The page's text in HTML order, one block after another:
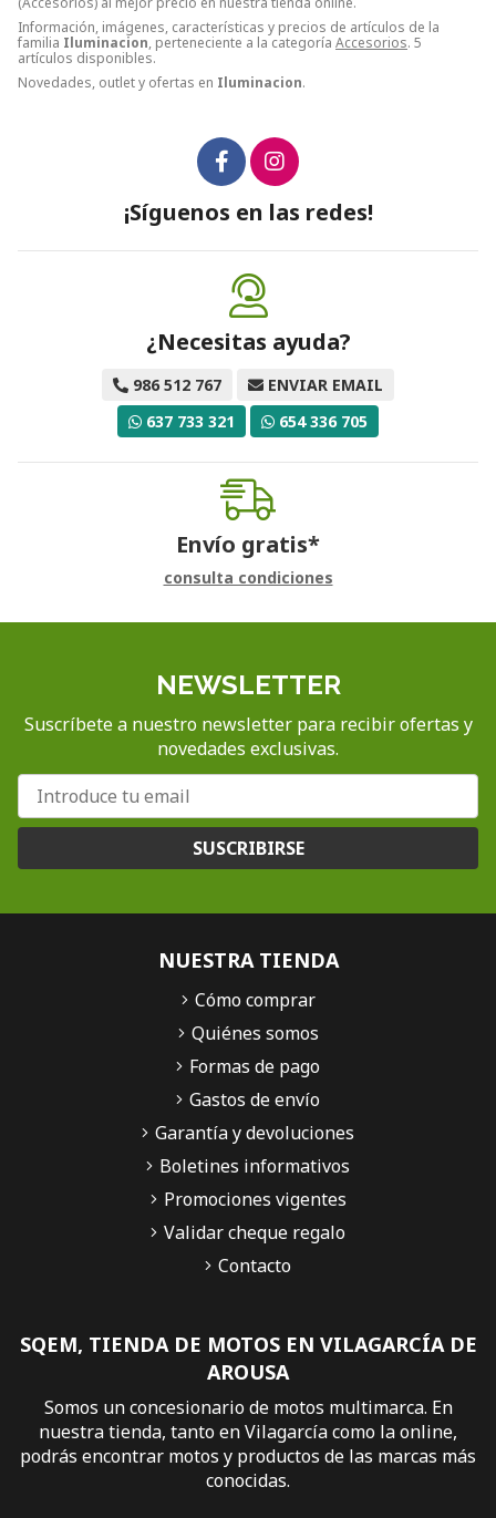
Información, imágenes, características y precios de artículos de la
familia Iluminacion, perteneciente a la categoría Accesorios. 5
artículos disponibles.
Novedades, outlet y ofertas en Iluminacion.
¡Síguenos en las redes!
¿Necesitas ayuda?
986 512 767
ENVIAR EMAIL
637 733 321
654 336 705
Envío gratis*
consulta condiciones
NEWSLETTER
Suscríbete a nuestro newsletter para recibir ofertas y
novedades exclusivas.
SUSCRIBIRSE
SQEM, TIENDA DE MOTOS EN VILAGARCÍA DE
AROUSA
Somos un concesionario de motos multimarca. En
nuestra tienda, tanto en Vilagarcía como la online,
podrás encontrar motos y productos de las marcas más
conocidas.
NUESTRA TIENDA
Cómo comprar
Quiénes somos
Formas de pago
Gastos de envío
Garantía y devoluciones
Boletines informativos
Promociones vigentes
Validar cheque regalo
Contacto